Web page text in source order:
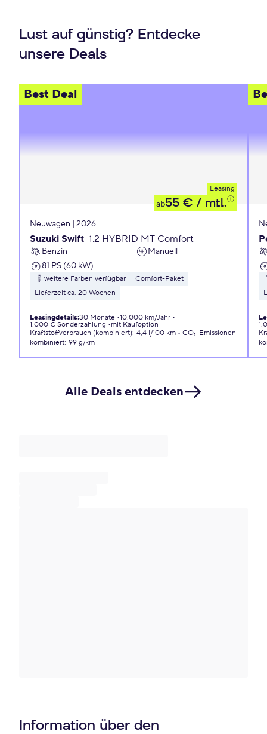
Lust auf günstig? Entdecke
unsere Deals
Best Deal
Leasing
ab55 € / mtl.
Neuwagen | 2026
Suzuki Swift 1.2 HYBRID MT Comfort
Benzin
Manuell
81 PS (60 kW)
weitere Farben verfügbar
Comfort-Paket
Lieferzeit ca. 20 Wochen
Leasingdetails:30 Monate 10.000 km/Jahr
1.000 € Sonderzahlung
mit Kaufoption
Kraftstoffverbrauch (kombiniert): 4,4 l/100 km
CO₂-Emissionen
kombiniert: 99 g/km
Alle Deals entdecken
Information über den